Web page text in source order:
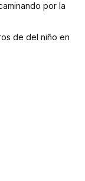
por la
de del niño en